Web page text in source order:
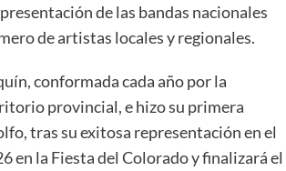
de las bandas nacionales
de artistas locales y regionales.
conformada cada año por la
provincial, e hizo su primera
tras su exitosa representación en el
en la Fiesta del Colorado y finalizará el